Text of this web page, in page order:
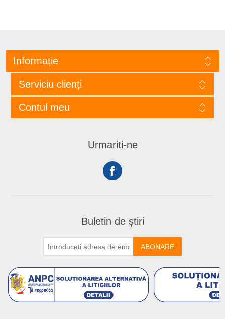
Informație
Serviciu clienți
Contul meu
Urmariti-ne
Buletin de ştiri
ABONARE